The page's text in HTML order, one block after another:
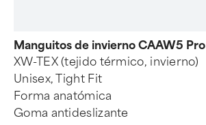
Manguitos de invierno CAAW5 Pro
XW-TEX (tejido térmico, invierno)
Unisex, Tight Fit
Forma anatómica
Goma antideslizante